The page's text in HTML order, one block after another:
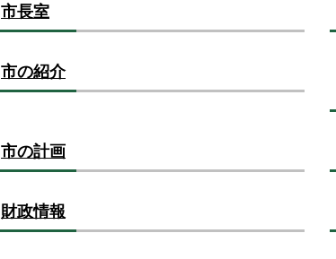
市長室
市の紹介
市の計画
財政情報